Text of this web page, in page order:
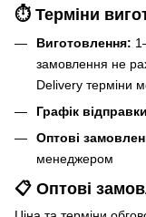
⏱ Терміни
Виготовлення:
замовлення не
Delivery терміни
Графік
Оптові
менеджером
📋 Оптові